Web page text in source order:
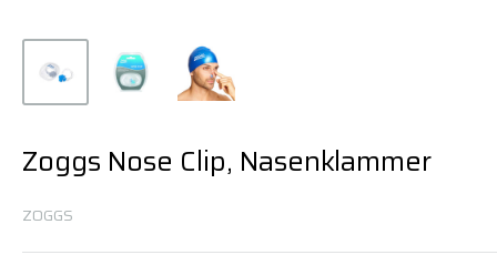
Zoggs Nose Clip, Nasenklammer
ZOGGS